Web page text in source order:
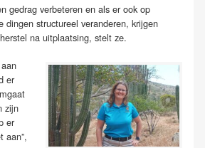
gedrag verbeteren en als er ook op
dingen structureel veranderen, krijgen
na uitplaatsing, stelt ze.
er
zijn
er
aan”,